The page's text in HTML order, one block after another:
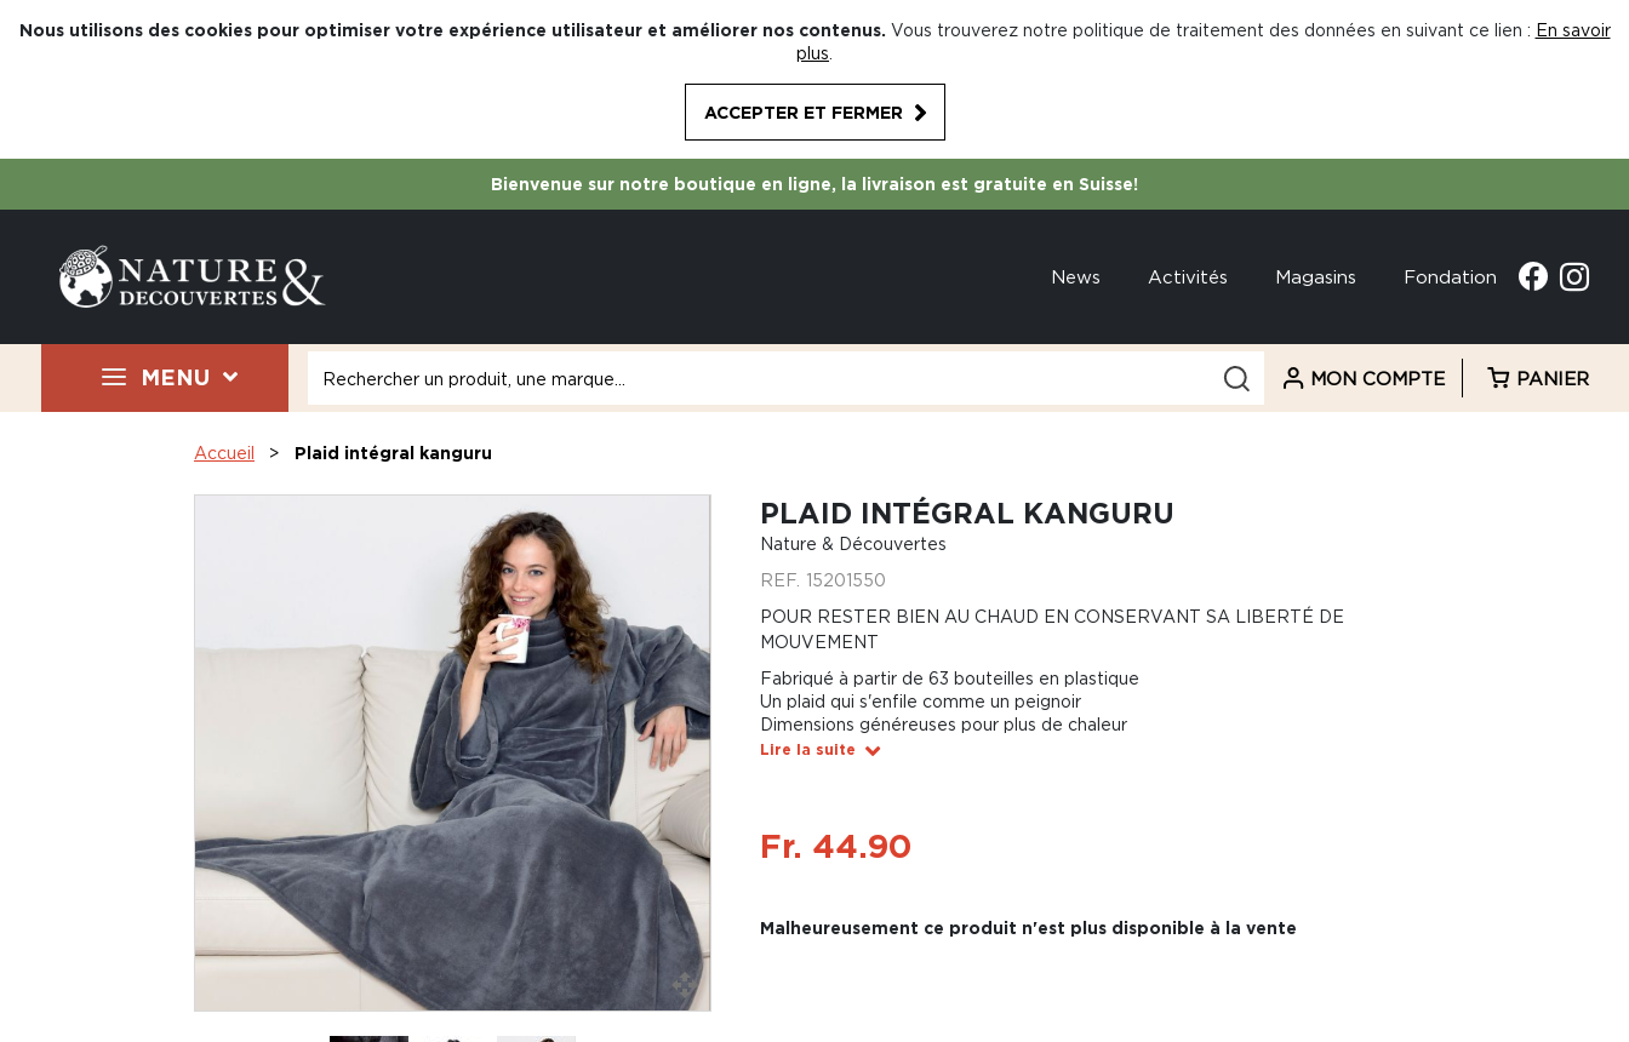
Nous utilisons des cookies pour optimiser votre expérience utilisateur et améliorer nos contenus. Vous trouverez notre politique de traitement des données en suivant ce lien : En savoir
plus
ACCEPTER ET FERMER
Bienvenue sur notre boutique en ligne, la livraison est gratuite en Suisse!
News Activités Magasins Fondation
MENU MON COMPTE PANIER
Accueil Plaid intégral kanguru
PLAID INTÉGRAL KANGURU
Nature & Découvertes
REF. 15201550
POUR RESTER BIEN AU CHAUD EN CONSERVANT SA LIBERTÉ DE
MOUVEMENT
Fabriqué à partir de 63 bouteilles en plastique
Un plaid qui s'enfile comme un peignoir
Dimensions généreuses pour plus de chaleur
Lire la suite
Fr. 44.90
Malheureusement ce produit n'est plus disponible à la vente